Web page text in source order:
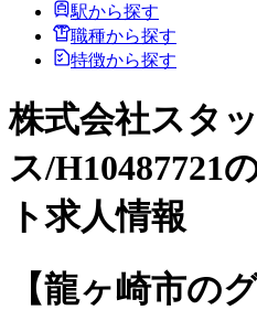
駅から探す
職種から探す
特徴から探す
株式会社スタ
ス/H10487721
ト求人情報
【龍ヶ崎市の